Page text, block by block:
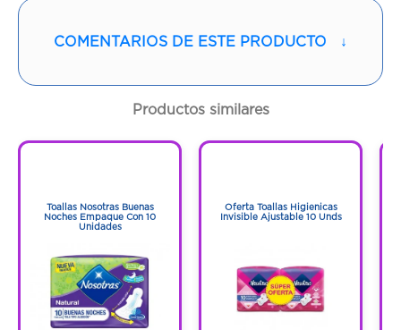
Código:1292798
COMENTARIOS DE ESTE PRODUCTO ↓
Productos similares
Toallas Nosotras Buenas
Noches Empaque Con 10
Unidades
Oferta Toallas Higienicas
Invisible Ajustable 10 Unds